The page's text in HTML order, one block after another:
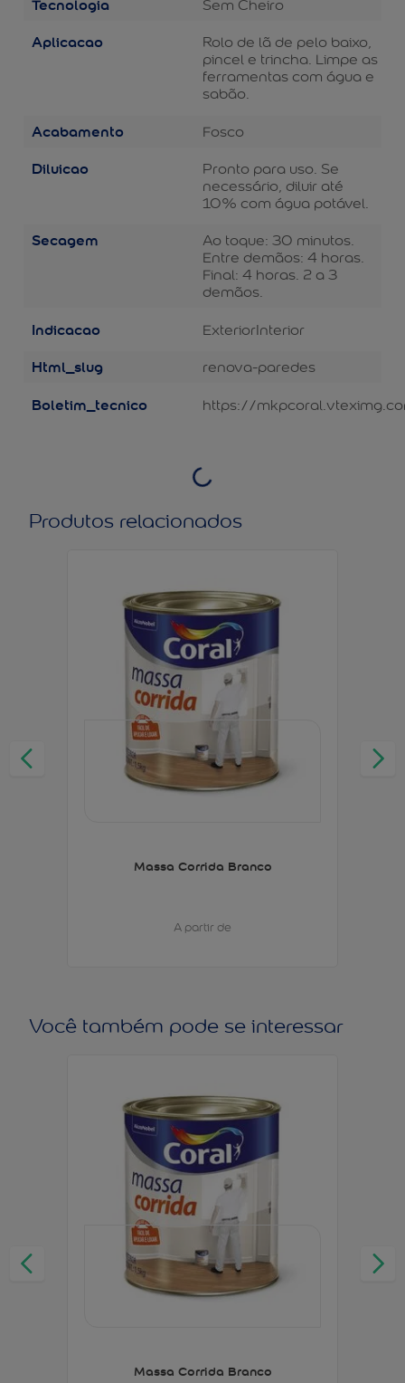
Sem Cheiro
Aplicacao
Rolo de lã de pelo baixo,
pincel e trincha. Limpe as
ferramentas com água e
sabão.
Acabamento Fosco
Diluicao
Pronto para uso. Se
necessário, diluir até
10% com água potável.
Secagem
Ao toque: 30 minutos.
Entre demãos: 4 horas.
Final: 4 horas. 2 a 3
demãos.
Indicacao ExteriorInterior
Html_slug renova-paredes
Boletim_tecnico https://
Produtos relacionados
Massa Corrida Branco
A partir de
Você também pode se interessar
Massa Corrida Branco